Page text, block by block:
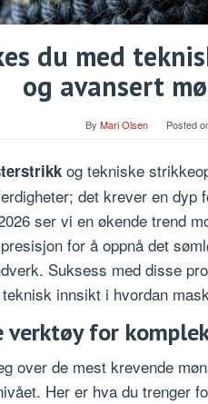
du med
og avansert
By Mari Olsen Posted
og tekniske
det krever en
ser vi en økende trend
for å oppnå det
Suksess med disse
innsikt i hvordan
verktøy for
over de mest krevende
Her er hva du trenger